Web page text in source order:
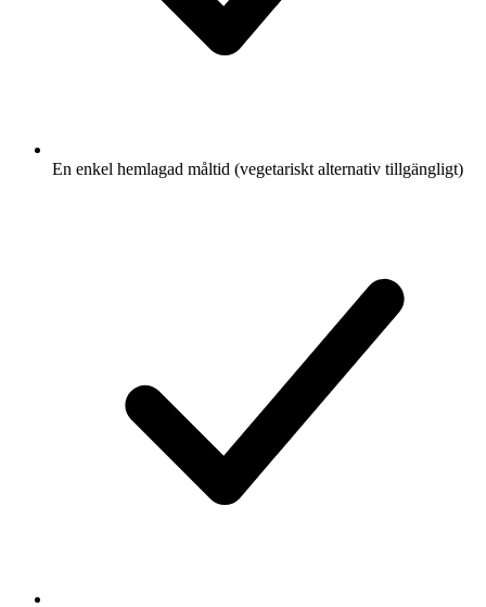
En enkel hemlagad måltid (vegetariskt alternativ tillgängligt)